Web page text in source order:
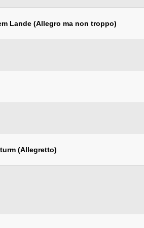
Lande (Allegro ma non troppo)
(Allegretto)